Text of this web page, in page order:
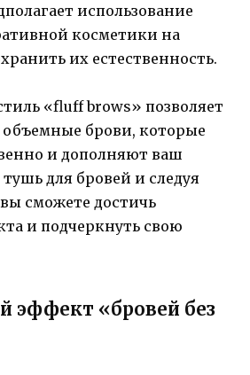
использование
косметики на
их естественность.
«fluff brows» позволяет
объемные брови, которые
и дополняют ваш
тушь для бровей и следуя
сможете достичь
и подчеркнуть свою
эффект «бровей без